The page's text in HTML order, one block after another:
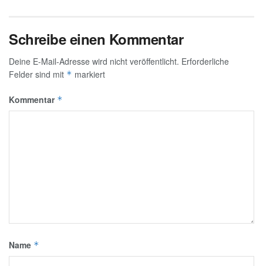
Schreibe einen Kommentar
Deine E-Mail-Adresse wird nicht veröffentlicht. Erforderliche
Felder sind mit * markiert
Kommentar *
Name *